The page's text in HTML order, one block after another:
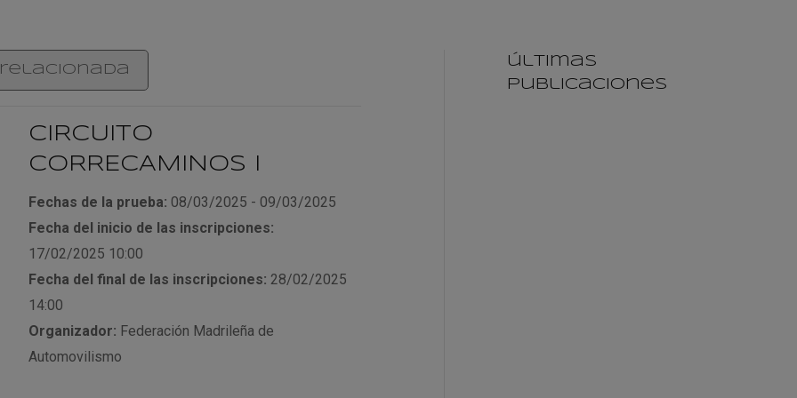
CIRCUITO
CORRECAMINOS I
Fechas de la prueba: 08/03/2025 - 09/03/2025
Fecha del inicio de las inscripciones:
17/02/2025 10:00
Fecha del final de las inscripciones: 28/02/2025
14:00
Organizador: Federación Madrileña de
Automovilismo
últimas
publicaciones